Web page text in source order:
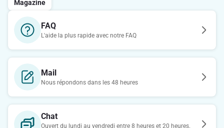
Magazine
FAQ
L'aide la plus rapide avec notre FAQ
Mail
Nous répondons dans les 48 heures
Chat
Ouvert du lundi au vendredi entre 8 heures et 20 heures.